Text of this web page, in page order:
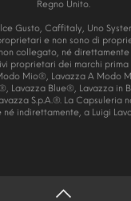
Regno Unito.
Gusto, Caffitaly, Uno
e non sono di
collegato, né
proprietari dei marchi prima
Mio®, Lavazza A Modo
Lavazza Blue®, Lavazza in
S.p.A.®. La Capsuleria
indirettamente, a Luigi